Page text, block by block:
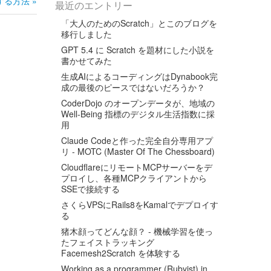
最近のエントリー
「大人のためのScratch」とこのブログを
移行しました
GPT 5.4 に Scratch を題材にした小説を
書かせてみた
生成AIによるコーディングはDynabook完
成の最後のピースではないだろうか？
CoderDojo のオープンデータが、地域の
Well-Being 指標のデジタル生活指数に採
用
Claude Codeと作った完全自分専用アプ
リ - MOTC (Master Of The Chessboard)
CloudflareにリモートMCPサーバーをデ
プロイし、各種MCPクライアントから
SSEで接続する
さくらVPSにRails8をKamalでデプロイす
る
猪木顔ってどんな顔？ - 機械学習を使っ
たフェイストラッキング
Facemesh2Scratch を体験する
Working as a programmer (Rubyist) in